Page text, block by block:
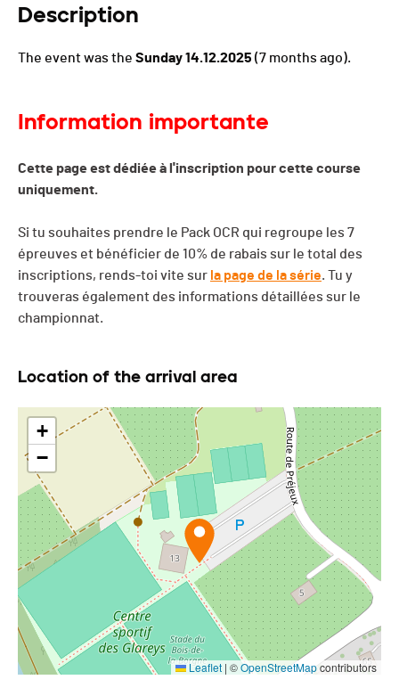
Description
The event was the Sunday 14.12.2025 (7 months ago).
Information importante
Cette page est dédiée à l'inscription pour cette course
uniquement.
Si tu souhaites prendre le Pack OCR qui regroupe les 7
épreuves et bénéficier de 10% de rabais sur le total des
inscriptions, rends-toi vite sur la page de la série. Tu y
trouveras également des informations détaillées sur le
championnat.
Location of the arrival area
+
−
Leaflet | ©OpenStreetMapcontributors